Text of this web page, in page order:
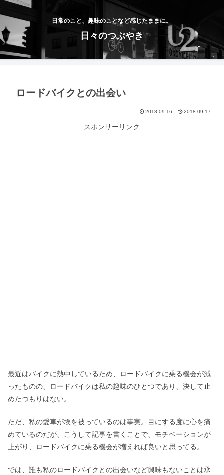
日常のこと、趣味のことなど感じたままに。
日々のつぶやき
ロードバイクとの出会い
2018.09.16 2018.09.17
スポンサーリンク
最近はバイクに熱中しているため、ロードバイクに乗る機会が減
ったものの、ロードバイクは私の趣味のひとつであり、決して止
めたつもりはない。
ただ、私の愛車が埃を被っているのは事実。目にする度に心を痛
めているのだが、こうして記事を書くことで、モチベーションが
上がり、ロードバイクに乗る機会が増えれば良いと思ってる。
では、誰も私のロードバイクとの出会いなど興味もないことは承